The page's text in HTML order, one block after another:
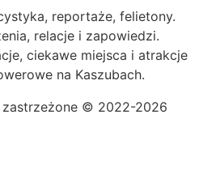
reportaże, felietony.
relacje i zapowiedzi.
ciekawe miejsca i atrakcje
na Kaszubach.
zastrzeżone © 2022-2026